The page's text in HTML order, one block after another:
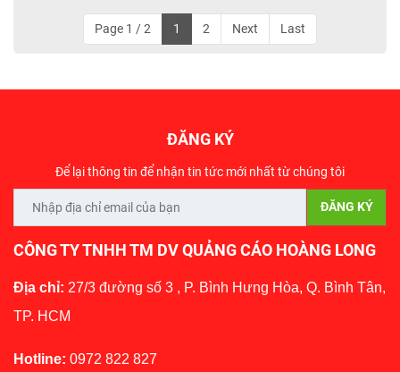
Page 1 / 2 1 2 Next Last
ĐĂNG KÝ
Để lại thông tin để nhận tin tức mới nhất từ chúng tôi
CÔNG TY TNHH TM DV QUẢNG CÁO HOÀNG LONG
Địa chỉ: 27/3 đường số 3 , P. Bình Hưng Hòa, Q. Bình Tân,
TP. HCM
Hotline: 0972 822 827